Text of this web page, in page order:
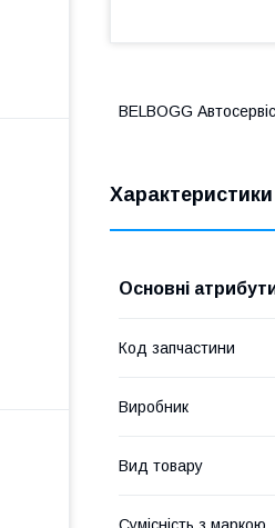
BELBOGG
Характеристики
Основні
Код запчастини
Виробник
Вид товару
Сумісність з маркою